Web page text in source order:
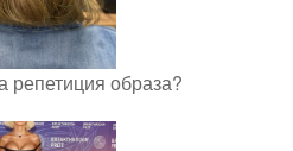
репетиция образа?